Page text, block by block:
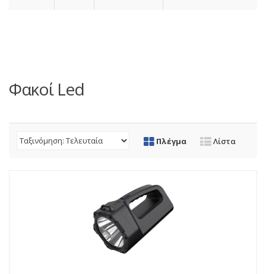
Φακοί Led
Πλέγμα Λίστα